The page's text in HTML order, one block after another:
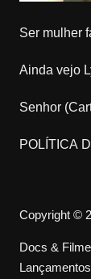
Ser mulher
Ainda vejo
Senhor
POLÍTICA
Copyright ©
Docs &
Lançamentos